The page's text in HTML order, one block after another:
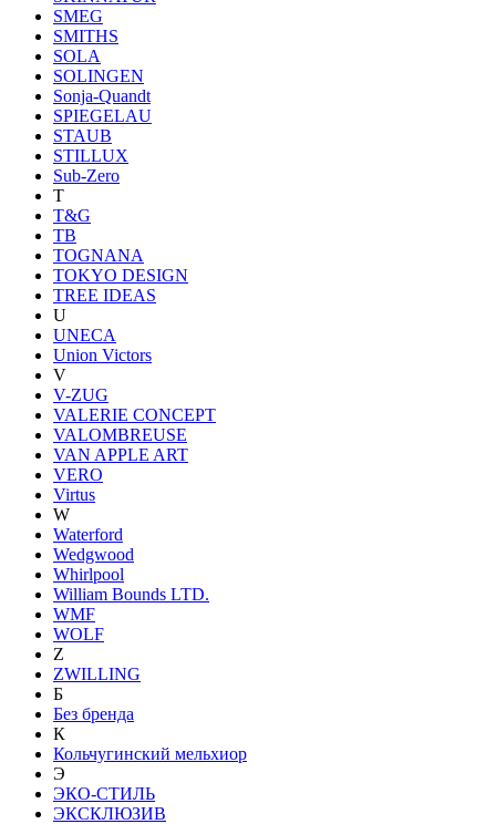
SMEG
SMITHS
SOLA
SOLINGEN
Sonja-Quandt
SPIEGELAU
STAUB
STILLUX
Sub-Zero
T
T&G
TB
TOGNANA
TOKYO DESIGN
TREE IDEAS
U
UNECA
Union Victors
V
V-ZUG
VALERIE CONCEPT
VALOMBREUSE
VAN APPLE ART
VERO
Virtus
W
Waterford
Wedgwood
Whirlpool
William Bounds LTD.
WMF
WOLF
Z
ZWILLING
Б
Без бренда
К
Кольчугинский мельхиор
Э
ЭКО-СТИЛЬ
ЭКСКЛЮЗИВ